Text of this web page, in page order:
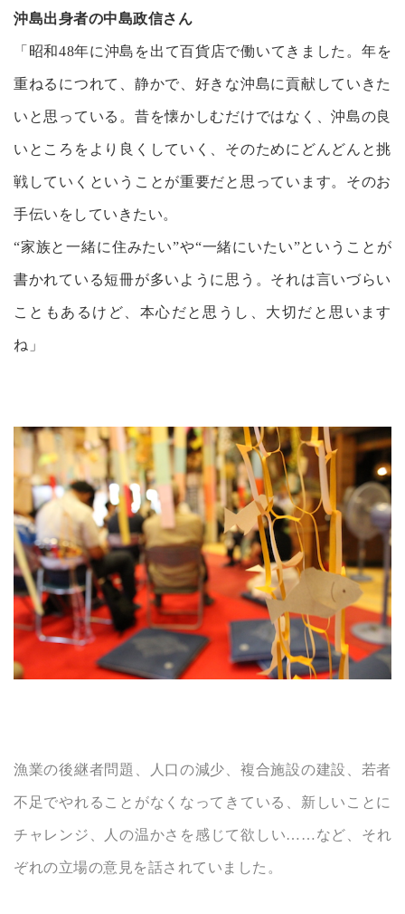
沖島出身者の中島政信さん
「昭和48年に沖島を出て百貨店で働いてきました。年を
重ねるにつれて、静かで、好きな沖島に貢献していきた
いと思っている。昔を懐かしむだけではなく、沖島の良
いところをより良くしていく、そのためにどんどんと挑
戦していくということが重要だと思っています。そのお
手伝いをしていきたい。
“家族と一緒に住みたい”や“一緒にいたい”ということが
書かれている短冊が多いように思う。それは言いづらい
こともあるけど、本心だと思うし、大切だと思います
ね」
漁業の後継者問題、人口の減少、複合施設の建設、若者
不足でやれることがなくなってきている、新しいことに
チャレンジ、人の温かさを感じて欲しい……など、それ
ぞれの立場の意見を話されていました。